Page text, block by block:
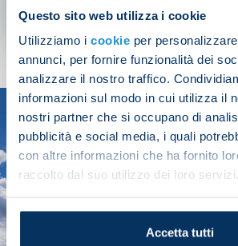
Questo sito web utilizza i cookie
Utilizziamo i cookie per
annunci, per fornire funzionalità dei
analizzare il nostro traffico.
informazioni sul modo in cui utilizza il
nostri partner che si occupano di
pubblicità e social media, i quali
con altre informazioni che ha fornito
raccolto dal suo utilizzo dei loro servizi.
Accetta tutti
SHOP NOW
SEASON
2025/26